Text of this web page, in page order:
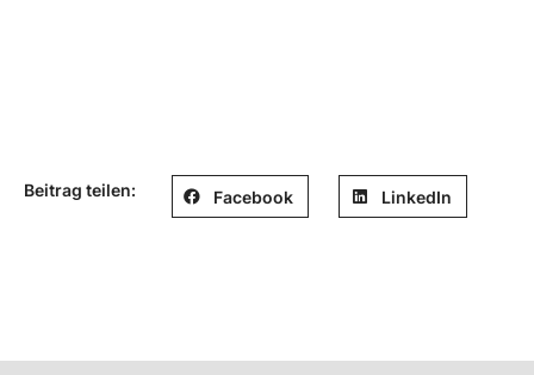
Beitrag teilen: Facebook LinkedIn